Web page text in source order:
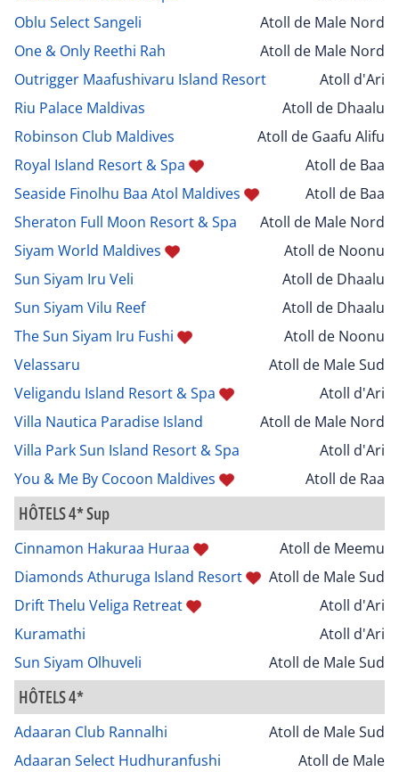
Oblu Select Sangeli
Atoll de Male Nord
One & Only Reethi Rah
Atoll de Male Nord
Outrigger Maafushivaru Island Resort
Atoll d'Ari
Riu Palace Maldivas
Atoll de Dhaalu
Robinson Club Maldives
Atoll de Gaafu Alifu
Royal Island Resort & Spa
Atoll de Baa
Seaside Finolhu Baa Atol Maldives
Atoll de Baa
Sheraton Full Moon Resort & Spa
Atoll de Male Nord
Siyam World Maldives
Atoll de Noonu
Sun Siyam Iru Veli
Atoll de Dhaalu
Sun Siyam Vilu Reef
Atoll de Dhaalu
The Sun Siyam Iru Fushi
Atoll de Noonu
Velassaru
Atoll de Male Sud
Veligandu Island Resort & Spa
Atoll d'Ari
Villa Nautica Paradise Island
Atoll de Male Nord
Villa Park Sun Island Resort & Spa
Atoll d'Ari
You & Me By Cocoon Maldives
Atoll de Raa
HÔTELS 4* Sup
Cinnamon Hakuraa Huraa
Atoll de Meemu
Diamonds Athuruga Island Resort
Atoll de Male Sud
Drift Thelu Veliga Retreat
Atoll d'Ari
Kuramathi
Atoll d'Ari
Sun Siyam Olhuveli
Atoll de Male Sud
HÔTELS 4*
Adaaran Club Rannalhi
Atoll de Male Sud
Adaaran Select Hudhuranfushi
Atoll de Male